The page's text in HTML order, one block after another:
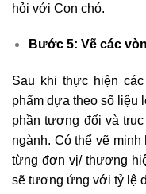
hỏi với Con chó.
Bước 5: Vẽ các
Sau khi thực hiện
phẩm dựa theo số liệu
phần tương đối và
ngành. Có thể vẽ
từng đơn vị/ thương
sẽ tương ứng với tỷ lệ